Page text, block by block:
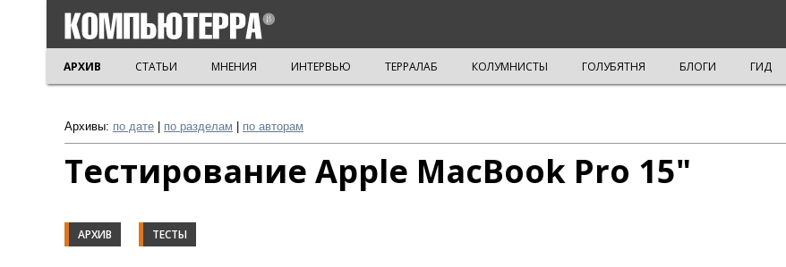
АРХИВ СТАТЬИ МНЕНИЯ ИНТЕРВЬЮ ТЕРРАЛАБ КОЛУМНИСТЫ ГОЛУБЯТНЯ БЛОГИ ГИД
Архивы: по дате по разделам по авторам
Тестирование Apple MacBook Pro 15"
АРХИВ ТЕСТЫ